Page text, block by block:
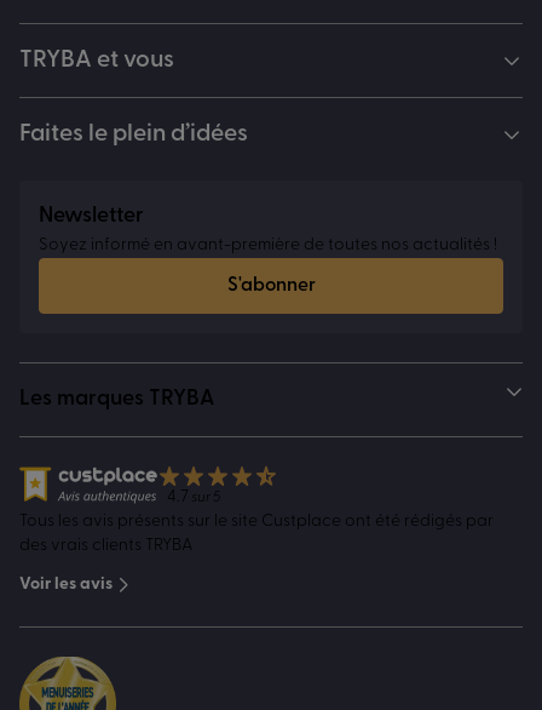
TRYBA et vous
Faites le plein d’idées
Newsletter
Soyez informé en avant-première de toutes nos actualités !
S'abonner
Les marques TRYBA
4.7 sur 5
Tous les avis présents sur le site Custplace ont été rédigés par
des vrais clients TRYBA
Voir les avis